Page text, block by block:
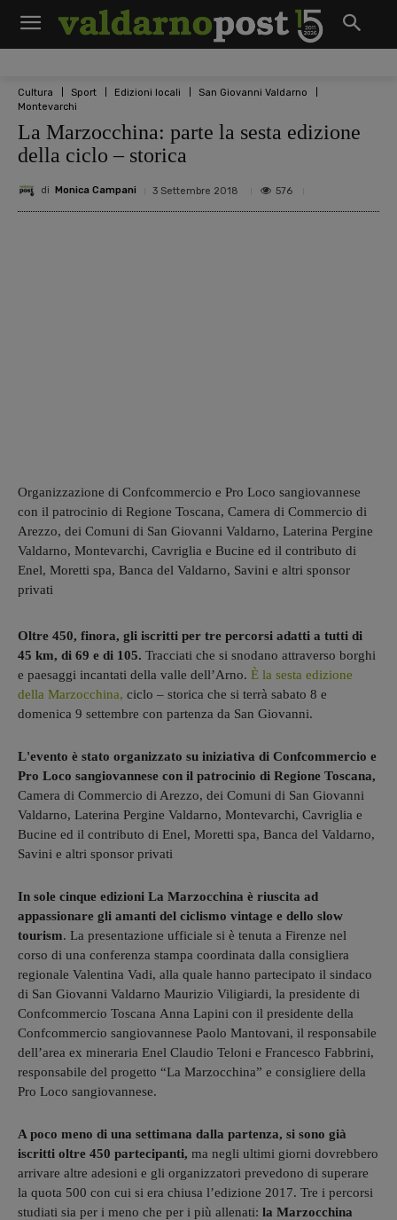
Cultura Sport Edizioni locali
San Giovanni Valdarno
Montevarchi
La Marzocchina: parte la sesta edizione
della ciclo – storica
di Monica Campani 3 Settembre 2018 576
Organizzazione di Confcommercio e Pro Loco sangiovannese
con il patrocinio di Regione Toscana, Camera di Commercio di
Arezzo, dei Comuni di San Giovanni Valdarno, Laterina Pergine
Valdarno, Montevarchi, Cavriglia e Bucine ed il contributo di
Enel, Moretti spa, Banca del Valdarno, Savini e altri sponsor
privati
Oltre 450, finora, gli iscritti per tre percorsi adatti a tutti di
45 km, di 69 e di 105. Tracciati che si snodano attraverso borghi
e paesaggi incantati della valle dell’Arno. È la sesta edizione
della Marzocchina, ciclo – storica che si terrà sabato 8 e
domenica 9 settembre con partenza da San Giovanni.
L'evento è stato organizzato su iniziativa di Confcommercio e
Pro Loco sangiovannese con il patrocinio di Regione Toscana,
Camera di Commercio di Arezzo, dei Comuni di San Giovanni
Valdarno, Laterina Pergine Valdarno, Montevarchi, Cavriglia e
Bucine ed il contributo di Enel, Moretti spa, Banca del Valdarno,
Savini e altri sponsor privati
In sole cinque edizioni La Marzocchina è riuscita ad
appassionare gli amanti del ciclismo vintage e dello slow
tourism. La presentazione ufficiale si è tenuta a Firenze nel
corso di una conferenza stampa coordinata dalla consigliera
regionale Valentina Vadi, alla quale hanno partecipato il sindaco
di San Giovanni Valdarno Maurizio Viligiardi, la presidente di
Confcommercio Toscana Anna Lapini con il presidente della
Confcommercio sangiovannese Paolo Mantovani, il responsabile
dell’area ex mineraria Enel Claudio Teloni e Francesco Fabbrini,
responsabile del progetto “La Marzocchina” e consigliere della
Pro Loco sangiovannese.
A poco meno di una settimana dalla partenza, si sono già
iscritti oltre 450 partecipanti, ma negli ultimi giorni dovrebbero
arrivare altre adesioni e gli organizzatori prevedono di superare
la quota 500 con cui si era chiusa l’edizione 2017. Tre i percorsi
studiati sia per i meno che per i più allenati: la Marzocchina